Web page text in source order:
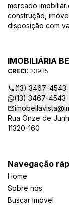
mercado
construção,
disposição com
ao CRECI-EE –
todas as suas
salas comerciais
IMOBILIÁRIA
CRECI: 33935
(13) 3467-4543
(13) 3467-4543
Rua Onze de
11320-160
Navegação
Home
Sobre nós
Buscar imóvel